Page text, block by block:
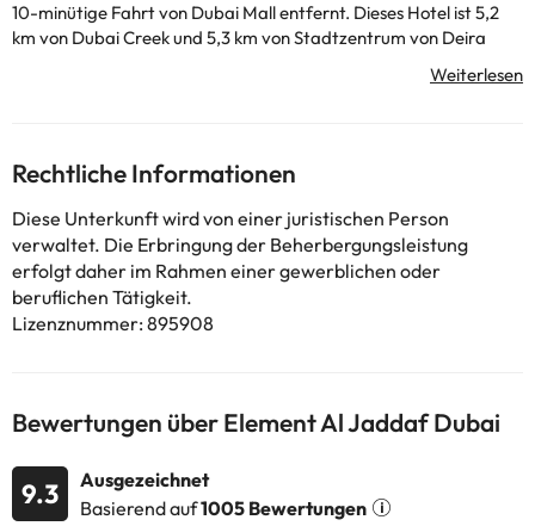
10-minütige Fahrt von Dubai Mall entfernt. Dieses Hotel ist 5,2
km von Dubai Creek und 5,3 km von Stadtzentrum von Deira
Freizeiteinrichtungen, die Ihnen zur Verfügung stehen, haben Sie
des kostenlosen Shuttleservices sind Sie im Handumdrehen am
Strand. Ihnen stehen ein 24-Stunden-Businesscenter, eine
chemische Reinigung oder Wäscherei sowie eine 24-Stunden-
Rezeption zur Verfügung. Dieses Hotel stellt Ihnen 3
Tagungsräume zur Verfügung, in denen Sie alle Arten von
Veranstaltungen feiern können. Es stehen kostenfreie Parkplätze
zur Verfügung. Wenn Sie zu Mittag oder zu Abend essen
möchten, macht es Ihnen dieses Hotel leicht, da es über ein
der Bar/Lounge oder an der Poolbar. In jedem der 269 Zimmer
mit Klimaanlage und LED-TV werden Sie sich wie zu Hause
fühlen. Die kostenlose Wi-Fi-Internetverbindung hält Sie mit
Ihren Lieben in Kontakt; Sie können auch Ihre Lieblingssendung
auf dem Fernseher mit Satellitenkanälen ansehen. Ein privates
Rechtliche Informationen
Diese Unterkunft wird von einer juristischen Person
verwaltet. Die Erbringung der Beherbergungsleistung
erfolgt daher im Rahmen einer gewerblichen oder
beruflichen Tätigkeit.
Lizenznummer: 895908
Bewertungen über Element Al Jaddaf Dubai
9.3
Ausgezeichnet
Basierend auf1005 Bewertungen